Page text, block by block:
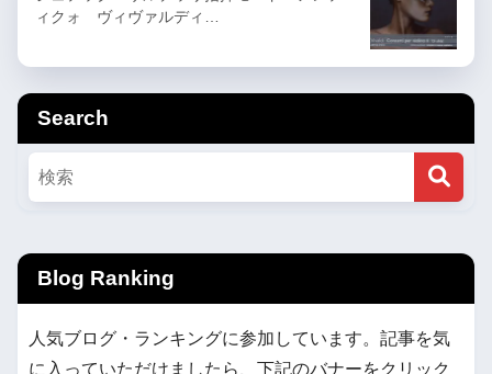
ィクォ ヴィヴァルディ…
Search
Blog Ranking
人気ブログ・ランキングに参加しています。記事を気
に入っていただけましたら、下記のバナーをクリック